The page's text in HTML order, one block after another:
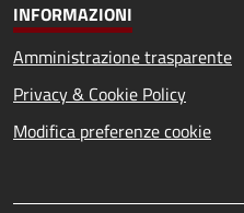
INFORMAZIONI
Amministrazione trasparente
Privacy & Cookie Policy
Modifica preferenze cookie